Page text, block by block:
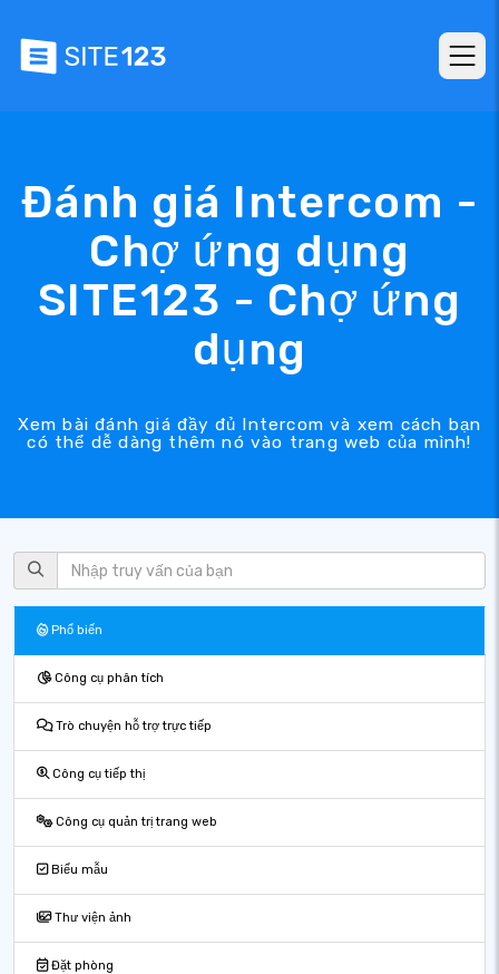
Đánh giá Intercom -
Chợ ứng dụng
SITE123 - Chợ ứng
dụng
Xem bài đánh giá đầy đủ Intercom và xem cách bạn
có thể dễ dàng thêm nó vào trang web của mình!
Phổ biến
Công cụ phân tích
Trò chuyện hỗ trợ trực tiếp
Công cụ tiếp thị
Công cụ quản trị trang web
Biểu mẫu
Thư viện ảnh
Đặt phòng